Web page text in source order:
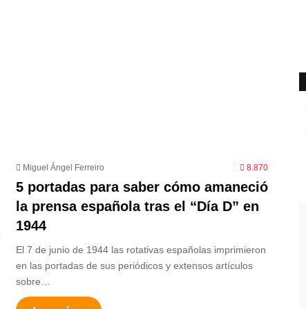
Miguel Ángel Ferreiro 8.870
5 portadas para saber cómo amaneció
la prensa española tras el “Día D” en
1944
El 7 de junio de 1944 las rotativas españolas imprimieron
en las portadas de sus periódicos y extensos artículos
sobre…